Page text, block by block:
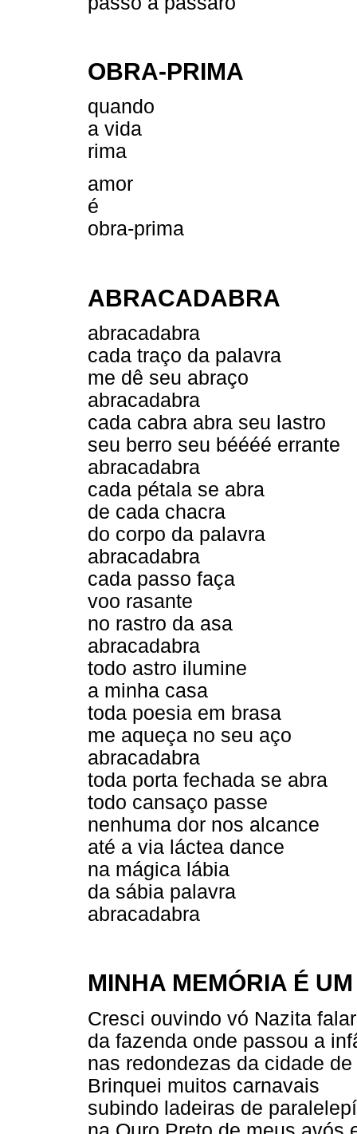
OBRA-PRIMA
quando
a vida
rima
amor
é
obra-prima
ABRACADABRA
abracadabra
cada traço da palavra
me dê seu abraço
abracadabra
cada cabra abra seu lastro
seu berro seu béééé errante
abracadabra
cada pétala se abra
de cada chacra
do corpo da palavra
abracadabra
cada passo faça
voo rasante
no rastro da asa
abracadabra
todo astro ilumine
a minha casa
toda poesia em brasa
me aqueça no seu aço
abracadabra
toda porta fechada se abra
todo cansaço passe
nenhuma dor nos alcance
até a via láctea dance
na mágica lábia
da sábia palavra
abracadabra
MINHA MEMÓRIA É
Cresci ouvindo vó Nazita
da fazenda onde passou a
nas redondezas da cidade
Brinquei muitos carnavais
subindo ladeiras de